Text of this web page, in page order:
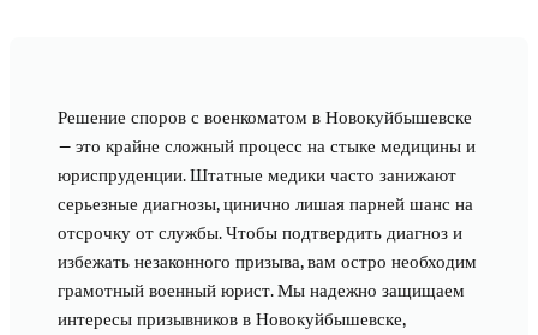
Решение споров с военкоматом в Новокуйбышевске
— это крайне сложный процесс на стыке медицины и
юриспруденции. Штатные медики часто занижают
серьезные диагнозы, цинично лишая парней шанс на
отсрочку от службы. Чтобы подтвердить диагноз и
избежать незаконного призыва, вам остро необходим
грамотный военный юрист. Мы надежно защищаем
интересы призывников в Новокуйбышевске,